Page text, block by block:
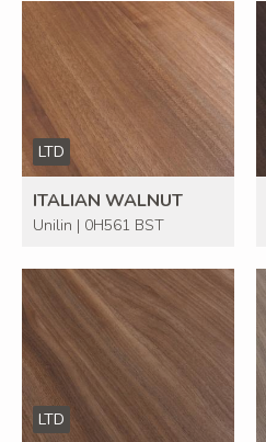
LTD
ITALIAN WALNUT
Unilin | 0H561 BST
LTD